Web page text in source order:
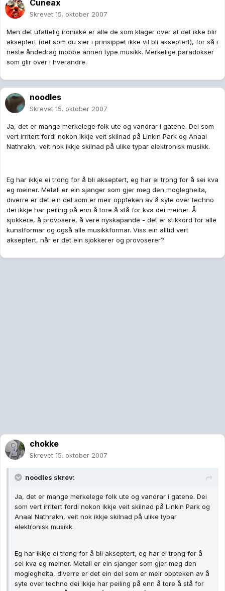
Cuneax
Skrevet 15. oktober 2007
Men det ufattelig ironiske er alle de som klager over at det ikke blir
akseptert (det som du sier i prinsippet ikke vil bli akseptert), for så i
neste åndedrag mobbe annen type musikk. Merkelige paradokser
som glir over i hverandre.
noodles
Skrevet 15. oktober 2007
Ja, det er mange merkelege folk ute og vandrar i gatene. Dei som
vert irritert fordi nokon ikkje veit skilnad på Linkin Park og Anaal
Nathrakh, veit nok ikkje skilnad på ulike typar elektronisk musikk.
Eg har ikkje ei trong for å bli akseptert, eg har ei trong for å sei kva
eg meiner. Metall er ein sjanger som gjer meg den moglegheita,
diverre er det ein del som er meir oppteken av å syte over techno
dei ikkje har peiling på enn å tore å stå for kva dei meiner. Å
sjokkere, å provosere, å vere nyskapande - det er stikkord for alle
kunstformar og også alle musikkformar. Viss ein alltid vert
akseptert, når er det ein sjokkerer og provoserer?
chokke
Skrevet 15. oktober 2007
noodles skrev:
Ja, det er mange merkelege folk ute og vandrar i gatene. Dei
som vert irritert fordi nokon ikkje veit skilnad på Linkin Park og
Anaal Nathrakh, veit nok ikkje skilnad på ulike typar
elektronisk musikk.
Eg har ikkje ei trong for å bli akseptert, eg har ei trong for å
sei kva eg meiner. Metall er ein sjanger som gjer meg den
moglegheita, diverre er det ein del som er meir oppteken av å
syte over techno dei ikkje har peiling på enn å tore å stå for